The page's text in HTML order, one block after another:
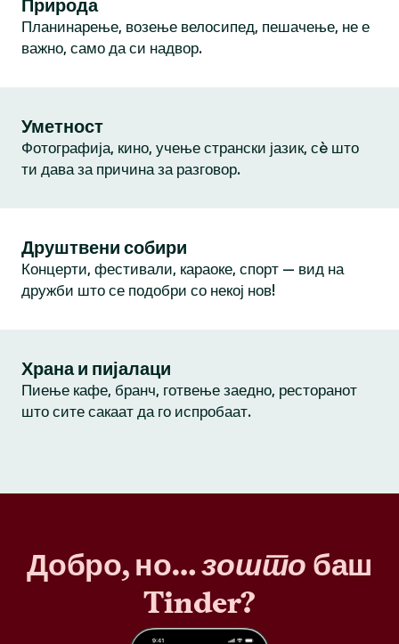
Природа
Планинарење, возење велосипед, пешачење, не е
важно, само да си надвор.
Уметност
Фотографија, кино, учење странски јазик, сè што
ти дава за причина за разговор.
Друштвени собири
Концерти, фестивали, караоке, спорт — вид на
дружби што се подобри со некој нов!
Храна и пијалаци
Пиење кафе, бранч, готвење заедно, ресторанот
што сите сакаат да го испробаат.
Добро, но…зошто баш
Tinder?